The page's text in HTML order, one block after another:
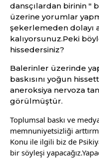
dansçılardan birinin "
üzerine yorumlar
şekerlemeden dolayı
kalıyorsunuz.Peki
hissedersiniz?
Balerinler üzerinde
baskısını yoğun
aneroksiya nervoza
görülmüştür.
Toplumsal baskı ve
memnuniyetsizliği
Konu ile ilgili biz de
bir söyleşi